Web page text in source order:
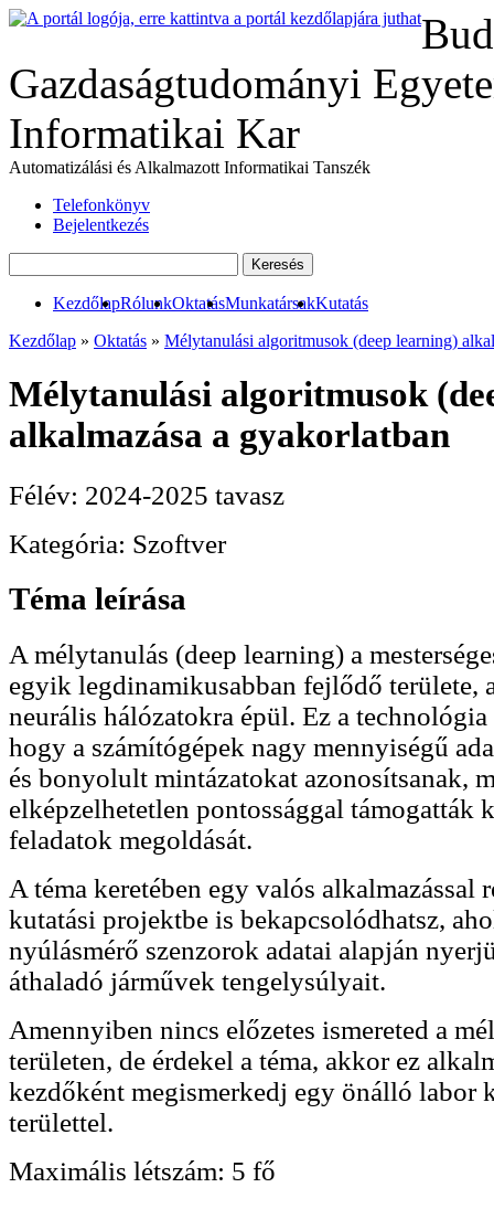
Gazdaságtudományi
Informatikai Kar
Automatizálási és Alkalmazott Informatikai Tanszék
Telefonkönyv
Bejelentkezés
KezdőlapRólunkOktatásMunkatársakKutatás
Kezdőlap » Oktatás » Mélytanulási algoritmusok (deep learning)
Mélytanulási algoritmusok
alkalmazása a gyakorlatban
Félév: 2024-2025 tavasz
Kategória: Szoftver
Téma leírása
A mélytanulás (deep learning) a
egyik legdinamikusabban fejlődő területe,
neurális hálózatokra épül. Ez a
hogy a számítógépek nagy mennyiségű
és bonyolult mintázatokat azonosítsanak,
elképzelhetetlen pontossággal támogatták
feladatok megoldását.
A téma keretében egy valós alkalmazással
kutatási projektbe is bekapcsolódhatsz,
nyúlásmérő szenzorok adatai alapján
áthaladó járművek tengelysúlyait.
Amennyiben nincs előzetes ismereted a
területen, de érdekel a téma, akkor ez
kezdőként megismerkedj egy önálló labor
területtel.
Maximális létszám: 5 fő